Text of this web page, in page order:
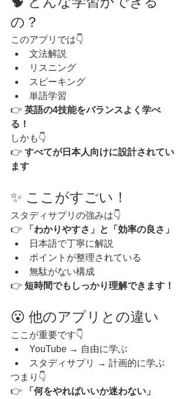
の？
このアプリでは👇
文法解説
リスニング
スピーキング
単語学習
👉 英語の4技能をバランスよく学べ
る！
しかも👇
👉 すべてが日本人向けに設計されてい
ます
✨ ここがすごい！
スタディサプリの強みは👇
👉
「わかりやすさ」と「効率の良さ」
日本語で丁寧に解説
ポイントが整理されている
無駄がない構成
👉 短時間でもしっかり理解できます！
😮 他のアプリとの違い
ここが重要です👇
YouTube → 自由に学ぶ
スタディサプリ → 計画的に学ぶ
つまり👇
👉
「何をやればいいか迷わない」